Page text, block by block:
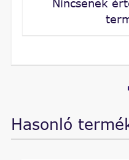
Nincsenek
Hasonló